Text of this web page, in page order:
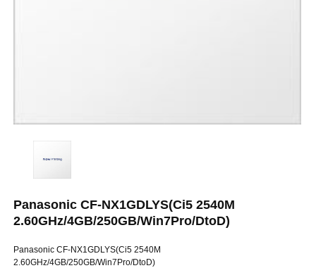
Panasonic CF-NX1GDLYS(Ci5 2540M
2.60GHz/4GB/250GB/Win7Pro/DtoD)
Panasonic CF-NX1GDLYS(Ci5 2540M
2.60GHz/4GB/250GB/Win7Pro/DtoD)